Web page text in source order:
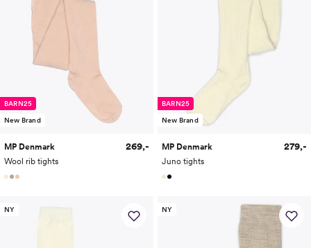
BARN25
New Brand
MP Denmark
Wool rib tights
269,-
BARN25
New Brand
MP Denmark
Juno tights
279,-
NY NY